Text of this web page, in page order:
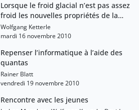
Lorsque le froid glacial n’est pas assez
froid les nouvelles propriétés de la
matière aux frontières du zéro absolu
Wolfgang Ketterle
mardi 16 novembre 2010
Repenser l’informatique à l’aide des
quantas
Rainer Blatt
vendredi 19 novembre 2010
Rencontre avec les jeunes